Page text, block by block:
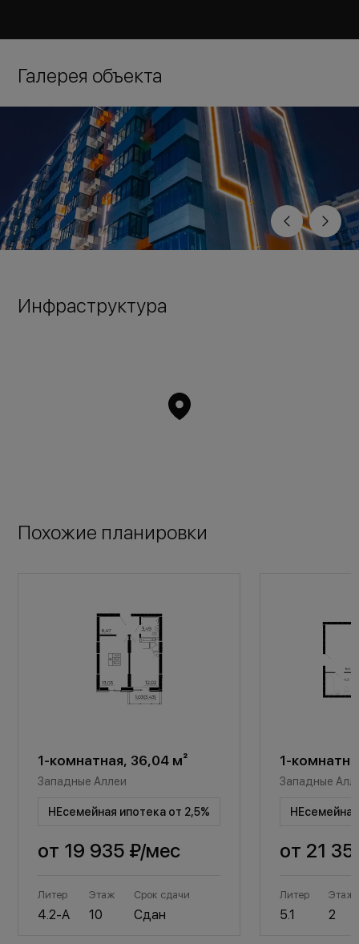
Галерея объекта
Инфраструктура
Похожие планировки
1-комнатная, 36,04 м²
Западные Аллеи
НЕсемейная ипотека от 2,5%
от 19 935 ₽/мес
Литер
4.2-А
Этаж
10
Срок сдачи
Сдан
1-
Западные
от 21
Литер
5.1
Этаж
2